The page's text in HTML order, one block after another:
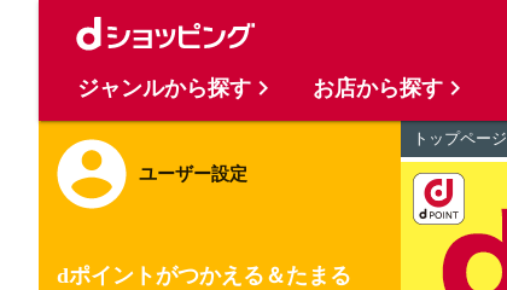
ユーザー設定
dポイントがつかえる＆たまる
トップページ
ジャンルから探す お店から探す